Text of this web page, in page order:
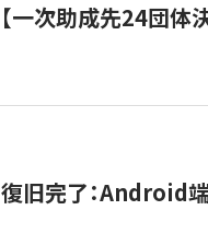
【一次助成先24団体
復旧完了：Android